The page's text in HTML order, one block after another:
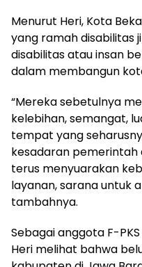
Menurut Heri, Kota
yang ramah disabilitas
disabilitas atau insan
dalam membangun
“Mereka sebetulnya
kelebihan, semangat,
tempat yang
kesadaran
terus menyuarakan
layanan, sarana untuk
tambahnya.
Sebagai anggota F-
Heri melihat bahwa